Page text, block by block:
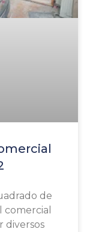
de
comercial
diversos